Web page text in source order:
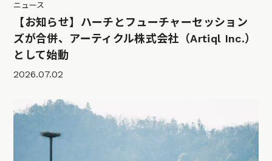
ニュース
【お知らせ】ハーチとフューチャーセッション
ズが合併、アーティクル株式会社（Artiql Inc.）
として始動
2026.07.02